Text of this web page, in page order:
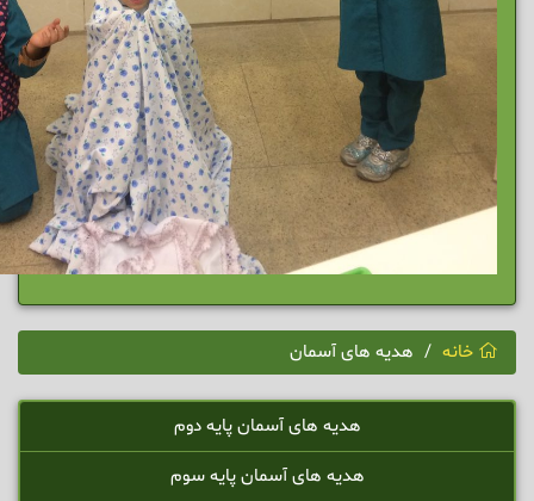
خانه هدیه های آسمان
هدیه های آسمان پایه دوم
هدیه های آسمان پایه سوم